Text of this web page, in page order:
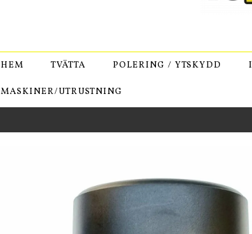
HEM TVÄTTA POLERING / YTSKYDD
MASKINER/UTRUSTNING